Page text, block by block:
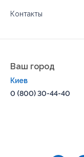
Контакты
Ваш город
Киев
0 (800) 30-44-40